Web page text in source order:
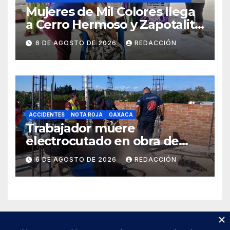
Mujeres de Mil Colores llega
a Cerro Hermoso y Zapotalito
para fortalecer redes de
apoyo y prevenir violencias
6 DE AGOSTO DE 2026 REDACCIÓN
ACCIDENTES NOTA ROJA OAXACA
Trabajador muere
electrocutado en obra de
Soledad Etla; dos jóvenes
resultan gravemente
lesionados
6 DE AGOSTO DE 2026 REDACCIÓN